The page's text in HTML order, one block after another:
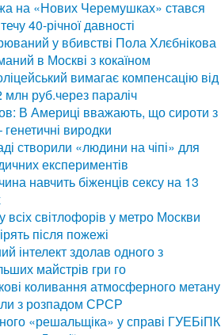
на «Нових Черемушках» стався
40-річної давності
у вбивстві Пола Хлєбнікова
в Москві з кокаїном
вимагає компенсацію від
руб.через параліч
В Америці вважають, що сироти з
генетичні виродки
створили «людини на чіпі» для
експериментів
навчить біженців сексу на 13
всіх світлофорів у метро Москви
після пожежі
інтелект здолав одного з
майстрів гри го
коливання атмосферного метану
з розпадом СРСР
«решальщіка» у справі ГУЕБіПК